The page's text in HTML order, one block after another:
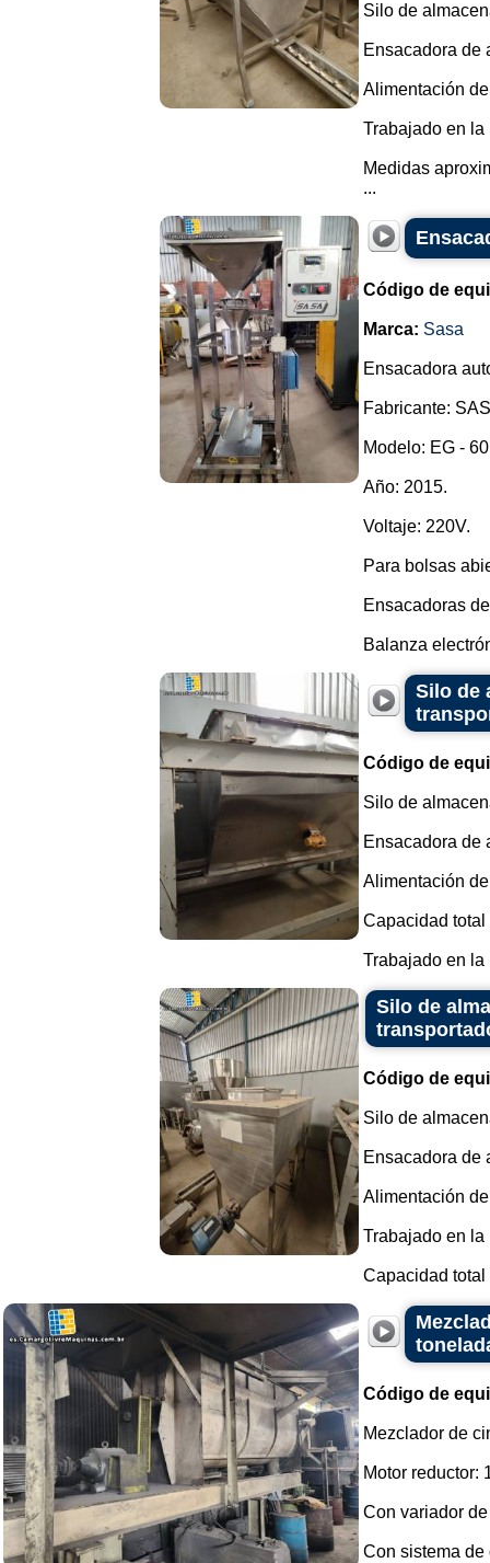
Silo de
Ensacadora de
Alimentación
Trabajado en
Medidas
...
Código de
Marca: Sasa
Ensacadora
Fabricante:
Modelo: EG -
Año: 2015.
Voltaje: 220V.
Para bolsas
Ensacadoras
Balanza
Silo de
Código de
Silo de
Ensacadora de
Alimentación
Capacidad
Trabajado en
Silo de
Código de
Silo de
Ensacadora de
Alimentación
Trabajado en
Capacidad total
Código de
Mezclador de
Motor reductor:
Con variador
Con sistema de